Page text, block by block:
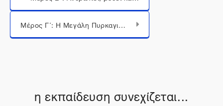
Μεταπήδηση σε...
Μέρος Γ΄: Η Μεγάλη Πυρκαγιά, Θεσσαλονίκη 1917 (παρουσίαση)
η εκπαίδευση συνεχίζεται...